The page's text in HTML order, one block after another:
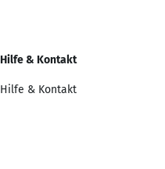
Hilfe & Kontakt
Hilfe & Kontakt